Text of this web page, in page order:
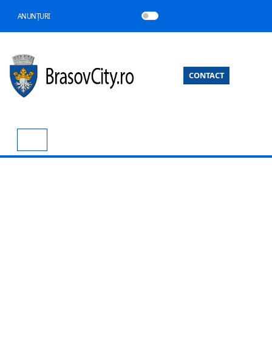
ANUNȚURI
CONTACT